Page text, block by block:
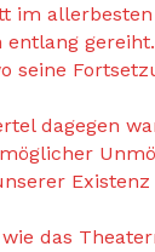
im
seine
dagegen
das